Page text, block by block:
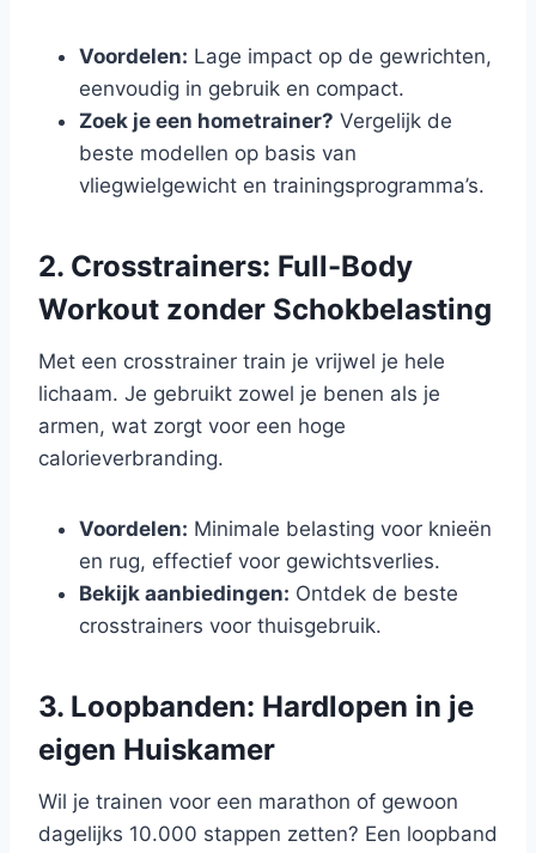
Voordelen: Lage impact op de gewrichten,
eenvoudig in gebruik en compact.
Zoek je een hometrainer? Vergelijk de
beste modellen op basis van
vliegwielgewicht en trainingsprogramma’s.
2. Crosstrainers: Full-Body
Workout zonder Schokbelasting
Met een crosstrainer train je vrijwel je hele
lichaam. Je gebruikt zowel je benen als je
armen, wat zorgt voor een hoge
calorieverbranding.
Voordelen: Minimale belasting voor knieën
en rug, effectief voor gewichtsverlies.
Bekijk aanbiedingen: Ontdek de beste
crosstrainers voor thuisgebruik.
3. Loopbanden: Hardlopen in je
eigen Huiskamer
Wil je trainen voor een marathon of gewoon
dagelijks 10.000 stappen zetten? Een loopband